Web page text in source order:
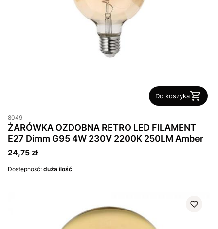
Do koszyka
8049
ŻARÓWKA OZDOBNA RETRO LED FILAMENT
E27 Dimm G95 4W 230V 2200K 250LM Amber
Cena
24,75 zł
Dostępność: duża ilość